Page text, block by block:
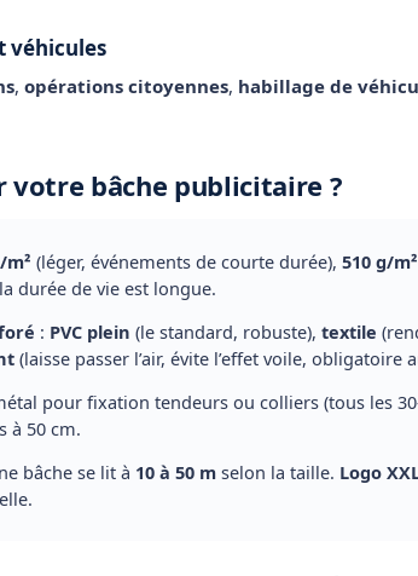
véhicules
, opérations citoyennes, habillage de
votre bâche publicitaire ?
m² (léger, événements de courte durée), 510 g/m²
durée de vie est longue.
: PVC plein (le standard, robuste), textile
(laisse passer l’air, évite l’effet voile, obligatoire
pour fixation tendeurs ou colliers (tous les
à 50 cm.
bâche se lit à 10 à 50 m selon la taille. Logo